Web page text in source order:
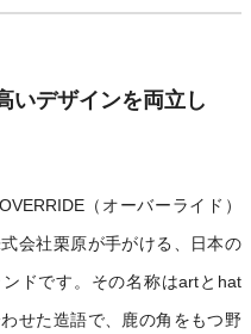
いデザインを両立し
（オーバーライド）
会社栗原が手がける、日本の
ドです。その名称はartとhat
せた造語で、鹿の角をもつ野